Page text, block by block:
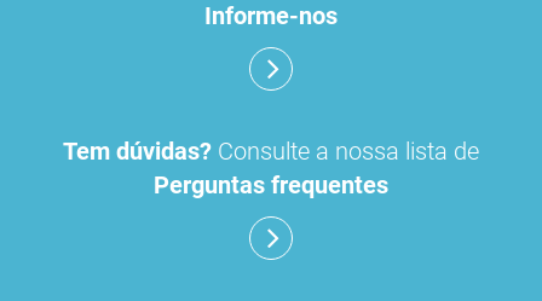
Informe-nos
Tem dúvidas? Consulte a nossa lista de
Perguntas frequentes